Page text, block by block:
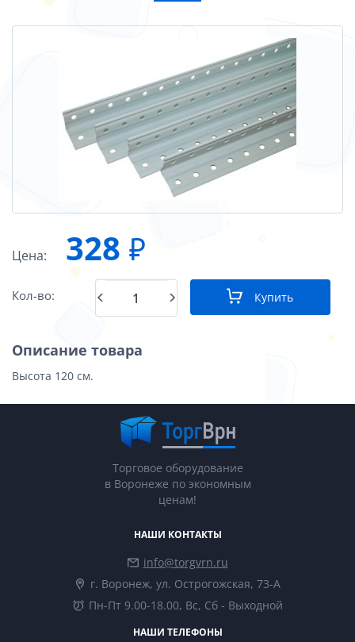
Цена: 328 ₽
Кол-во: Купить
Описание товара
Высота 120 см.
Торговое оборудование
в Воронеже по экономным
ценам!
НАШИ КОНТАКТЫ
info@torgvrn.ru
г. Воронеж, ул. Острогожская, 73-А
Пн-Пт 9.00-18.00, Вс, Сб - Выходной
НАШИ ТЕЛЕФОНЫ